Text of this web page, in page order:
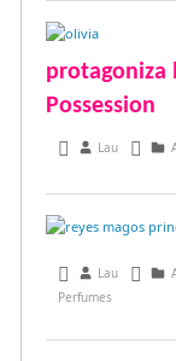
protagoniza
Possession
abril 2, 2017
Lau
diciembre 1,
Lau
Perfumes